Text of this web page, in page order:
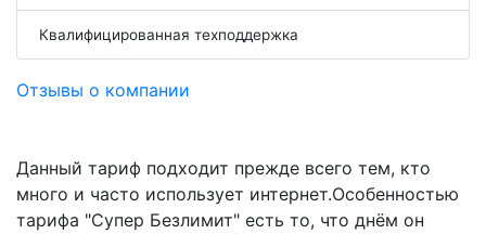
Квалифицированная техподдержка
Отзывы о компании
Данный тариф подходит прежде всего тем, кто
много и часто использует интернет.Особенностью
тарифа "Супер Безлимит" есть то, что днём он